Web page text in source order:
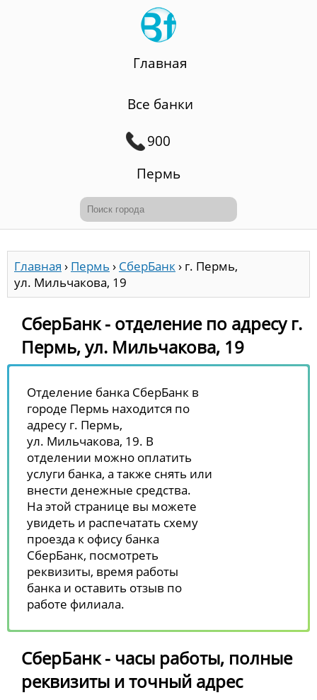
Главная
Все банки
900
Пермь
Главная › Пермь › СберБанк› г. Пермь,
ул. Мильчакова, 19
СберБанк - отделение по адресу г.
Пермь, ул. Мильчакова, 19
Отделение банка СберБанк в
городе Пермь находится по
адресу г. Пермь,
ул. Мильчакова, 19. В
отделении можно оплатить
услуги банка, а также снять или
внести денежные средства.
На этой странице вы можете
увидеть и распечатать схему
проезда к офису банка
СберБанк, посмотреть
реквизиты, время работы
банка и оставить отзыв по
работе филиала.
СберБанк - часы работы, полные
реквизиты и точный адрес